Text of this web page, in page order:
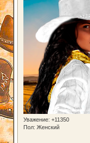
Уважение: +11350
Пол: Женский